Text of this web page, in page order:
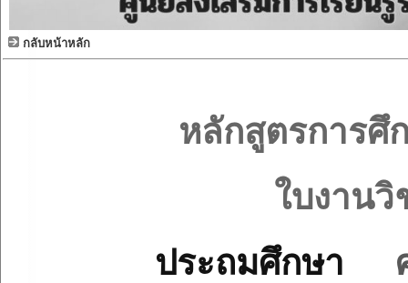
กลับหน้าหลัก
หลักสูตรการศึ
ใบงาน
ประถมศึกษา